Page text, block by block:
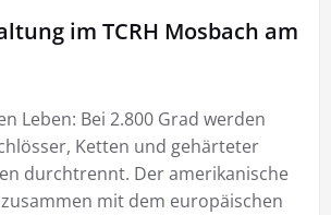
im TCRH Mosbach am
Leben: Bei 2.800 Grad werden
Ketten und gehärteter
durchtrennt. Der amerikanische
mit dem europäischen